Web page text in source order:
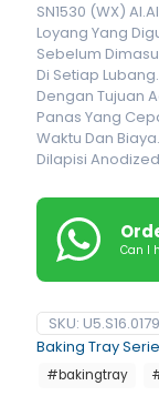
SN1530 (WX)
Loyang Yang
Sebelum
Di Setiap
Dengan Tujuan
Panas Yang
Waktu Dan
Dilapisi
Can I
SKU:
Baking Tray
#bakingtray